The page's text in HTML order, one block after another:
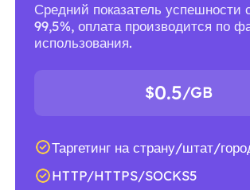
Средний показатель успешности
99,5%, оплата производится по
использования.
$0.5/GB
Таргетинг на страну/штат/
HTTP/HTTPS/SOCKS5